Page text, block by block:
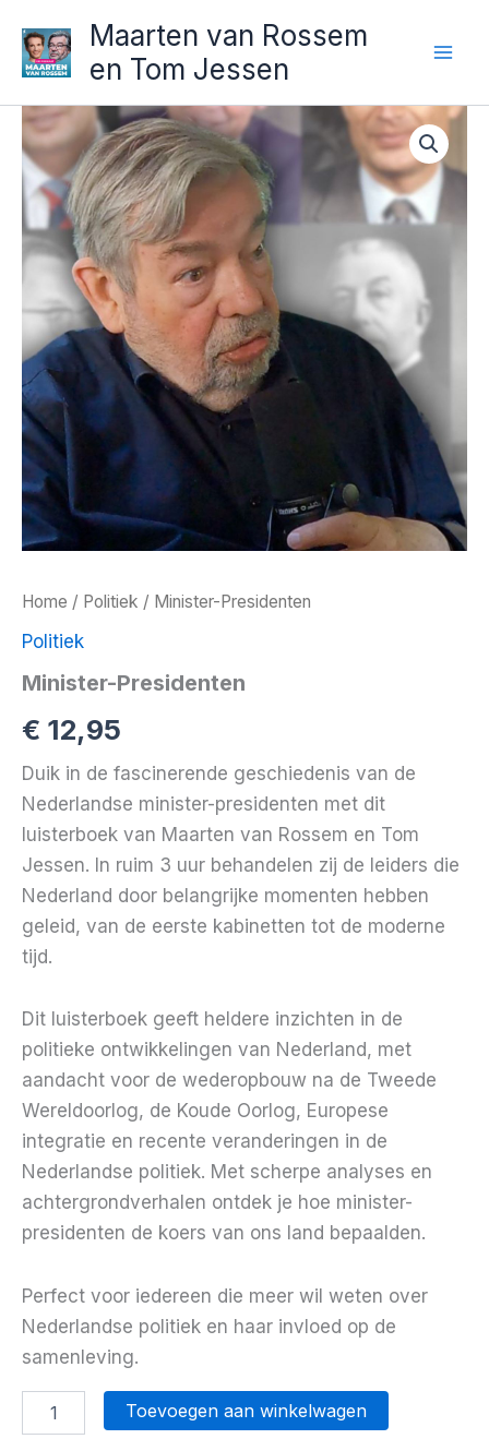
naar
inhoud
Maarten van Rossem
en Tom Jessen
Home / Politiek / Minister-Presidenten
Politiek
Minister-Presidenten
€ 12,95
Duik in de fascinerende geschiedenis van de
Nederlandse minister-presidenten met dit
luisterboek van Maarten van Rossem en Tom
Jessen. In ruim 3 uur behandelen zij de leiders die
Nederland door belangrijke momenten hebben
geleid, van de eerste kabinetten tot de moderne
tijd.
Dit luisterboek geeft heldere inzichten in de
politieke ontwikkelingen van Nederland, met
aandacht voor de wederopbouw na de Tweede
Wereldoorlog, de Koude Oorlog, Europese
integratie en recente veranderingen in de
Nederlandse politiek. Met scherpe analyses en
achtergrondverhalen ontdek je hoe minister-
presidenten de koers van ons land bepaalden.
Perfect voor iedereen die meer wil weten over
Nederlandse politiek en haar invloed op de
samenleving.
Presidenten
Toevoegen aan winkelwagen